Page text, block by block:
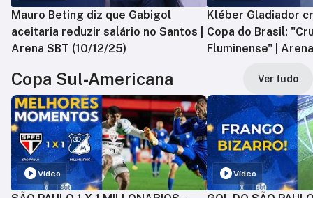
Mauro Beting diz que Gabigol
aceitaria reduzir salário no Santos |
Arena SBT (10/12/25)
Kléber Gladiador
Copa do Brasil:
Fluminense" |
Copa Sul-Americana Ver tudo
Vídeo Vídeo